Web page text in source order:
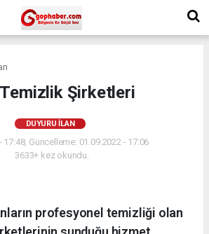
Şirketleri
DUYURU İLAN
17:48, Güncelleme: 01.09.2022 - 17:06
3633+ kez okundu.
profesyonel temizliği olan